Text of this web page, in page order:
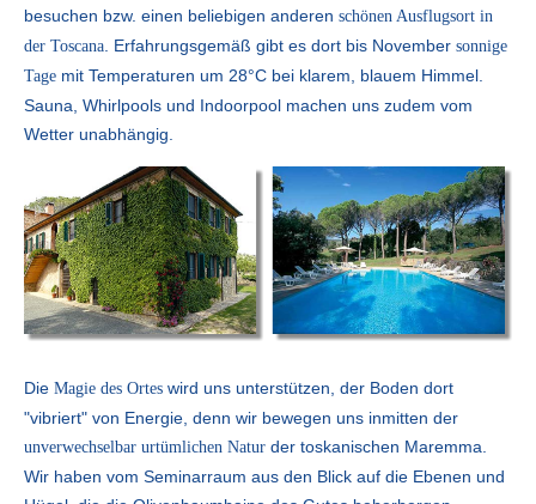
besuchen bzw. einen beliebigen anderen schönen Ausflugsort in
der Toscana . Erfahrungsgemäß gibt es dort bis November sonnige
Tage mit Temperaturen um 28°C bei klarem, blauem Himmel.
Sauna, Whirlpools und Indoorpool machen uns zudem vom
Wetter unabhängig.
Die Magie des Ortes wird uns unterstützen, der Boden dort
"vibriert" von Energie, denn wir bewegen uns inmitten der
unverwechselbar urtümlichen Natur der toskanischen Maremma.
Wir haben vom Seminarraum aus den Blick auf die Ebenen und